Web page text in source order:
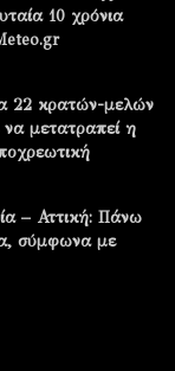
10 χρόνια
22 κρατών-μελών
μετατραπεί η
– Αττική: Πάνω
σύμφωνα με